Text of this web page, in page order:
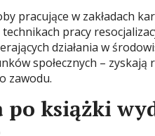
pracujące w zakładach
pracy
działania w
społecznych – zyskają
zawodu.
po książki